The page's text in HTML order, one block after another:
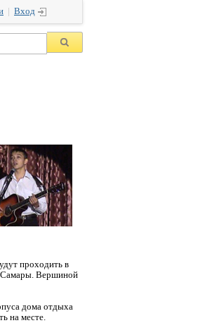
Вход
проходить в
Самары. Вершиной
дома отдыха
на месте.